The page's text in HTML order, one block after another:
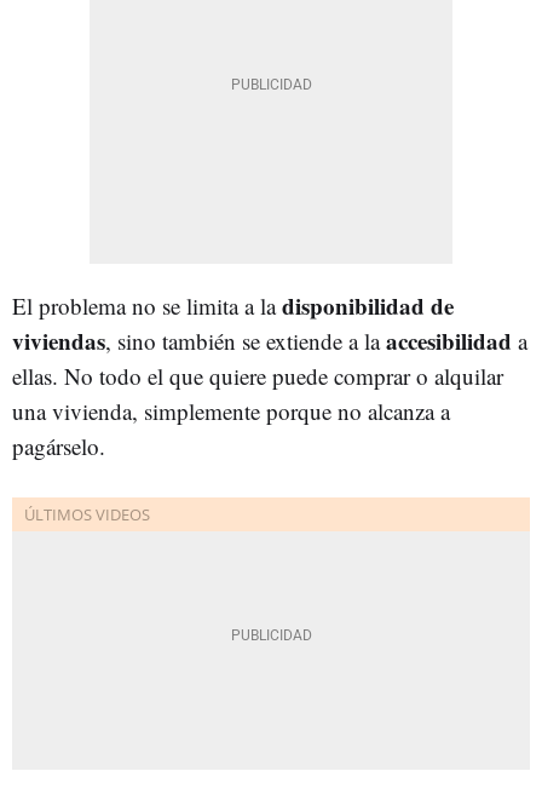
El problema no se limita a ladisponibilidad de
viviendas, sino también se extiende a laaccesibilidad a
ellas. No todo el que quiere puede comprar o alquilar
una vivienda, simplemente porque no alcanza a
pagárselo.